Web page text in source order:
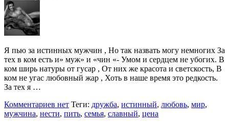
Я пью за истинных мужчин , Но так назвать могу немногих За
тех в ком есть и» муж» и «чин «- Умом и сердцем не убогих. В
ком ширь натуры от гусар , От них же красота и светскость, В
ком не угас любовный жар , Хоть в наше время это редкость.
За тех я …
Комментариев нет Теги: дружба, истинный, любовь, мир,
мужчина, нести, пить, семья, славный, цена